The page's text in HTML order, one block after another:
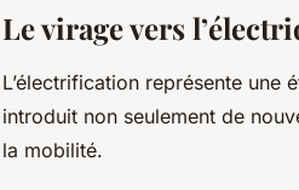
Le virage vers
L’électrification représente une
introduit non seulement de
la mobilité.